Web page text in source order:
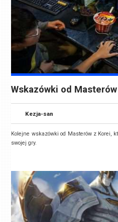
Wskazówki od
Kezja-san
Kolejne wskazówki od Masterów z Korei,
swojej gry.